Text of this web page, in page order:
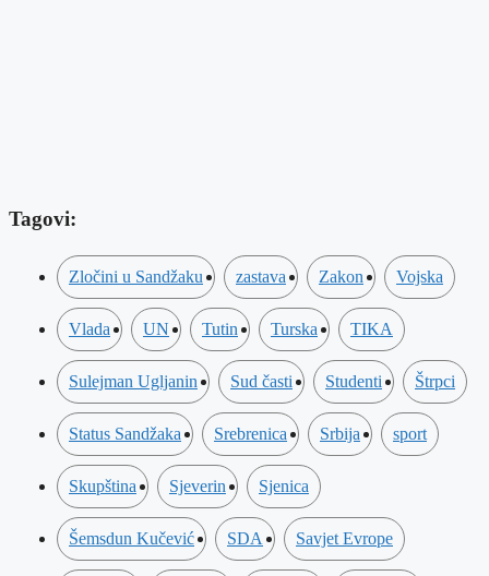
Tagovi:
Zločini u Sandžaku zastava Zakon Vojska
Vlada UN Tutin Turska TIKA
Sulejman Ugljanin Sud časti Studenti Štrpci
Status Sandžaka Srebrenica Srbija sport
Skupština Sjeverin Sjenica
Šemsdun Kučević SDA Savjet Evrope